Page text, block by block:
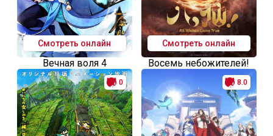
Смотреть онлайн
Вечная воля 4
Смотреть онлайн
Восемь небожителей!
0 8.0